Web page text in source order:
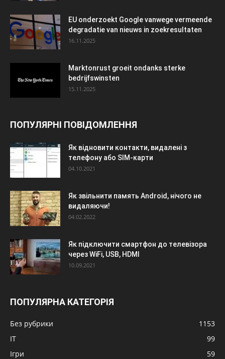
EU onderzoekt Google vanwege vermeende
degradatie van nieuws in zoekresultaten
16.11.2025
Marktonrust groeit ondanks sterke
bedrijfswinsten
15.11.2025
ПОПУЛЯРНІ ПОВІДОМЛЕННЯ
Як відновити контакти, видалені з
телефону або SIM-карти
04.10.2021
Як звільнити память Android, нічого не
видаляючи!
04.02.2022
Як підключити смартфон до телевізора
через WiFi, USB, HDMI
10.09.2021
ПОПУЛЯРНА КАТЕГОРІЯ
Без рубрики
1153
IT
99
Ігри
59